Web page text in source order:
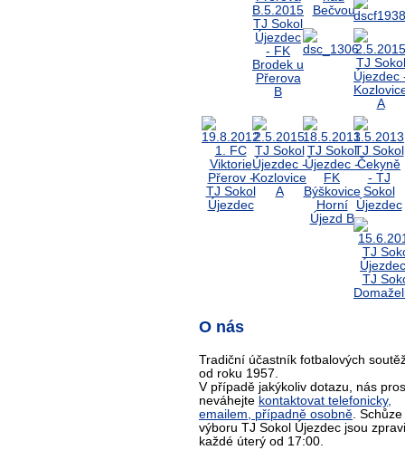
O nás
Tradiční účastník fotbalových
od roku 1957.
V případě jakýkoliv dotazu, nás
neváhejte kontaktovat telefonicky,
emailem, případně osobně. Schůze
výboru TJ Sokol Újezdec jsou
každé úterý od 17:00.